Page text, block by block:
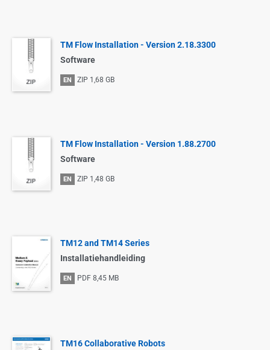
TM Flow Installation - Version 2.18.3300
Software
EN ZIP 1,68 GB
TM Flow Installation - Version 1.88.2700
Software
EN ZIP 1,48 GB
TM12 and TM14 Series
Installatiehandleiding
EN PDF 8,45 MB
TM16 Collaborative Robots